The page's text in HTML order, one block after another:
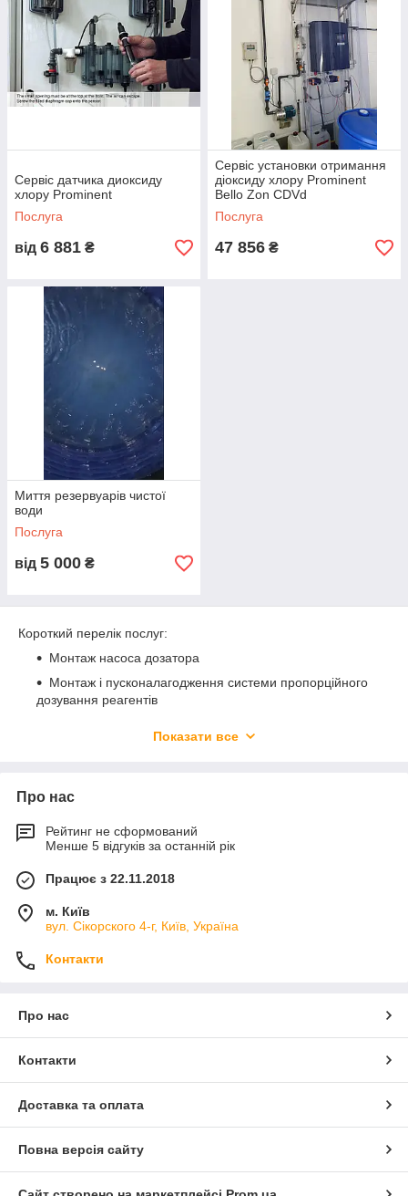
Сервіс датчика диоксиду
хлору Prominent
Послуга
від 6 881 ₴
Сервіс установки отримання
діоксиду хлору Prominent
Bello Zon CDVd
Послуга
47 856 ₴
Миття резервуарів чистої
води
Послуга
від 5 000 ₴
Короткий перелік послуг:
Монтаж насоса дозатора
Монтаж і пусконалагодження системи пропорційного
дозування реагентів
Монтаж і пусконаладка електролізера для одержання
Показати все
Про нас
Рейтинг не сформований
Менше 5 відгуків за останній рік
Працює з 22.11.2018
м. Київ
вул. Сікорского 4-г, Київ, Україна
Контакти
Про нас
Контакти
Доставка та оплата
Повна версія сайту